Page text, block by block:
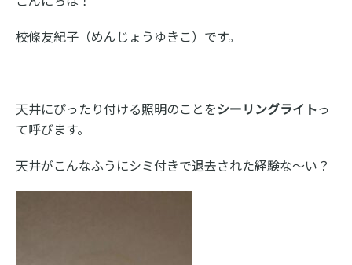
ー
校條友紀子（めんじょうゆきこ）です。
天井にぴったり付ける照明のことをシーリングライトっ
て呼びます。
天井がこんなふうにシミ付きで退去された経験な～い？